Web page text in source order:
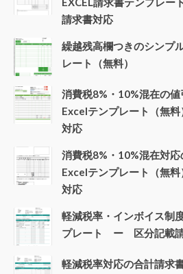
請求書対応
繰越残高欄つきのシンプ
レート（無料）
消費税8%・10%混在の
Excelテンプレート（無
対応
消費税8%・10%混在対
Excelテンプレート（無
対応
軽減税率・インボイス制
プレート ー 区分記載
軽減税率対応の合計請求